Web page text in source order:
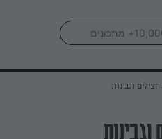
וגבינות